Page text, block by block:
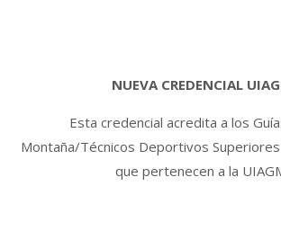
NUEVA CREDENCIAL
Esta credencial acredita a los
Montaña/Técnicos Deportivos
que pertenecen a la